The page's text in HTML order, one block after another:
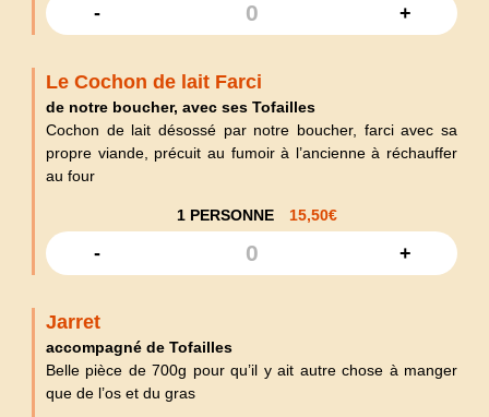
- +
Le Cochon de lait Farci
de notre boucher, avec ses Tofailles
Cochon de lait désossé par notre boucher, farci avec sa
propre viande, précuit au fumoir à l’ancienne à réchauffer
au four
1 PERSONNE 15,50€
- +
Jarret
accompagné de Tofailles
Belle pièce de 700g pour qu’il y ait autre chose à manger
que de l’os et du gras